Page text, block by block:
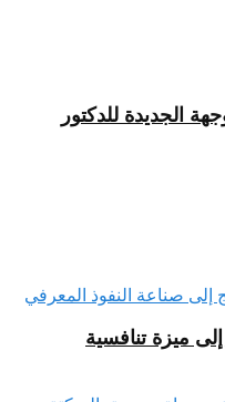
الجديدة للدكتور
ميزة تنافسية